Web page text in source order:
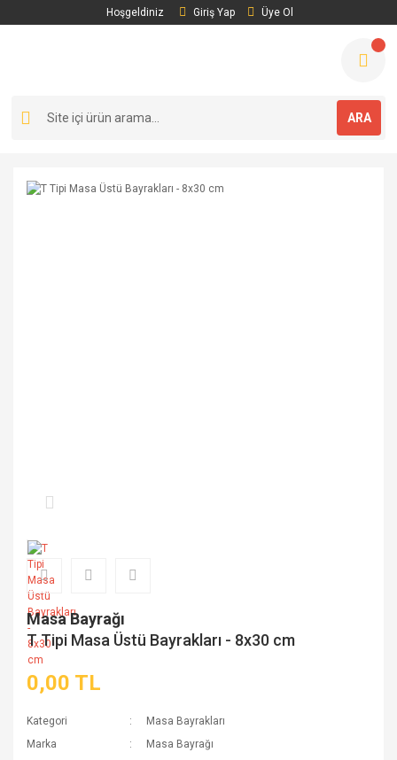
Hoşgeldiniz Giriş Yap Üye Ol
ARA
Masa Bayrağı
T Tipi Masa Üstü Bayrakları - 8x30 cm
0,00 TL
Kategori
Masa Bayrakları
Marka
Masa Bayrağı